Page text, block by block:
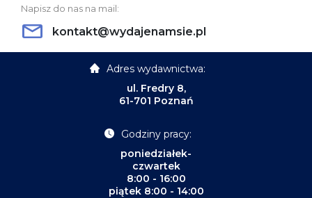
Napisz do nas na mail:
kontakt@wydajenamsie.pl
Adres wydawnictwa:
ul. Fredry 8,
61-701 Poznań
Godziny pracy:
poniedziałek-
czwartek
8:00 - 16:00
piątek 8:00 - 14:00